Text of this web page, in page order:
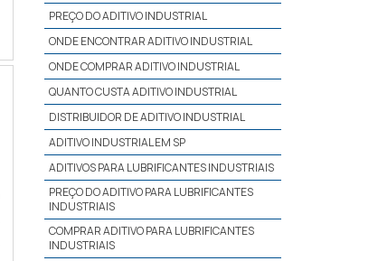
PREÇO DO ADITIVO INDUSTRIAL
ONDE ENCONTRAR ADITIVO INDUSTRIAL
ONDE COMPRAR ADITIVO INDUSTRIAL
QUANTO CUSTA ADITIVO INDUSTRIAL
DISTRIBUIDOR DE ADITIVO INDUSTRIAL
ADITIVO INDUSTRIAL EM SP
ADITIVOS PARA LUBRIFICANTES INDUSTRIAIS
PREÇO DO ADITIVO PARA LUBRIFICANTES
INDUSTRIAIS
COMPRAR ADITIVO PARA LUBRIFICANTES
INDUSTRIAIS